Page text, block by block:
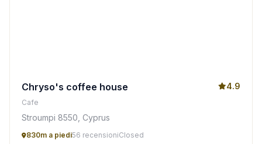
Chryso's coffee house 4.9
Cafe
Stroumpi 8550, Cyprus
830m a piedi56 recensioniClosed